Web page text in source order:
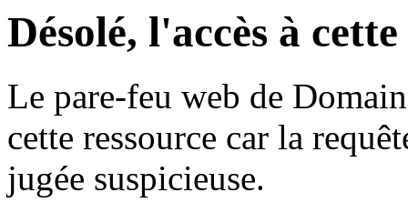
Désolé, l'accès à
Le pare-feu web de
cette ressource car la
jugée suspicieuse.